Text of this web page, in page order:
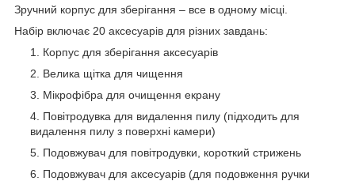
Зручний корпус для зберігання – все в одному місці.
Набір включає 20 аксесуарів для різних завдань:
Корпус для зберігання аксесуарів
Велика щітка для чищення
Мікрофібра для очищення екрану
Повітродувка для видалення пилу (підходить для
видалення пилу з поверхні камери)
Подовжувач для повітродувки, короткий стрижень
Подовжувач для аксесуарів (для подовження ручки